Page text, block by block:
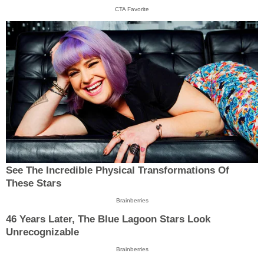
CTA Favorite
See The Incredible Physical Transformations Of
These Stars
Brainberries
46 Years Later, The Blue Lagoon Stars Look
Unrecognizable
Brainberries